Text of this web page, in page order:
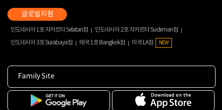
인도네시아 1호 자카르타 Selatan점
인도네시아 2호 자카르타 Sudirman점
인도네시아 3호 Surabaya점
태국 1호 Bangkok점 미국 LA점 NEW
Family Site